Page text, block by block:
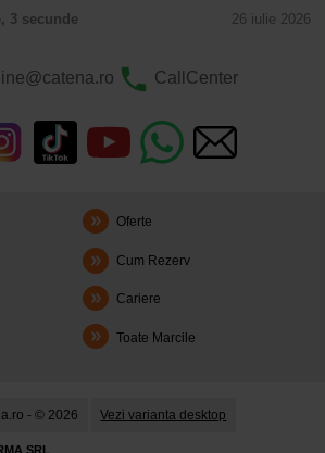
3 secunde 26 iulie 2026
CallCenter
Oferte
Cum Rezerv
Cariere
Toate Marcile
- © 2026 Vezi varianta desktop
SRL